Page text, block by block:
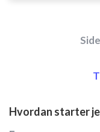
Hvordan starter